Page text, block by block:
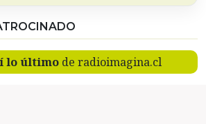
lo últimode radioimagina.cl